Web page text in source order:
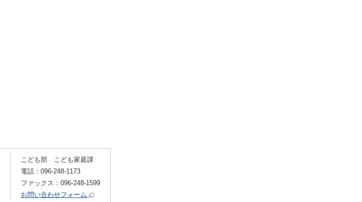
こども部 こども家庭課
電話：096-248-1173
ファックス：096-248-1599
お問い合わせフォーム